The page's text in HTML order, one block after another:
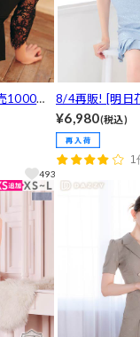
1000枚
ーラー
袖タイ
3サイズ
493
8/4再販! [明日
「骨ナチュで
在感◎スパンコ
せジップのキャ
ーツタイトミ
ス[SM/2サイズ
¥6,980(税込)
1